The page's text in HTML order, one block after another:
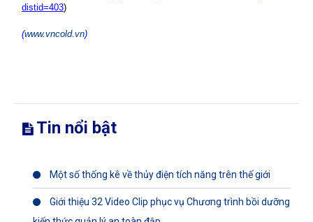
distid=403)
(www.vncold.vn)
Tin nổi bật
Một số thống kê về thủy điện tích năng trên thế giới
Giới thiệu 32 Video Clip phục vụ Chương trình bồi dưỡng